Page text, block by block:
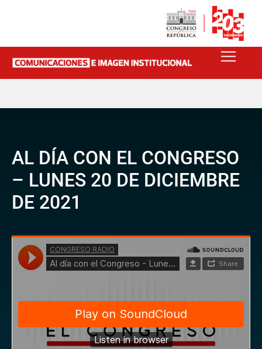
AL DÍA CON EL CONGRESO
– LUNES 20 DE DICIEMBRE
DE 2021